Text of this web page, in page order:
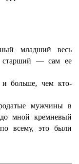
младший весь
старший — сам ее
больше, чем кто-
мужчины в
мной кремневый
всему, это были